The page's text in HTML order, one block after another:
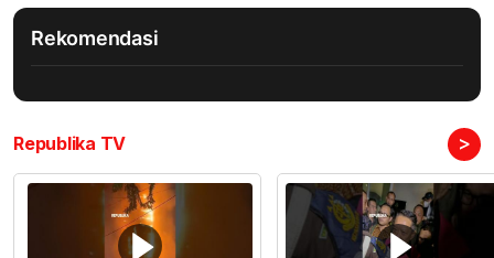
Rekomendasi
Republika TV >